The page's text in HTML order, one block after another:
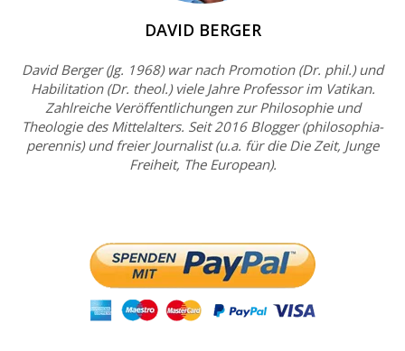
DAVID BERGER
David Berger (Jg. 1968) war nach Promotion (Dr. phil.) und
Habilitation (Dr. theol.) viele Jahre Professor im Vatikan.
Zahlreiche Veröffentlichungen zur Philosophie und
Theologie des Mittelalters. Seit 2016 Blogger (philosophia-
perennis) und freier Journalist (u.a. für die Die Zeit, Junge
Freiheit, The European).